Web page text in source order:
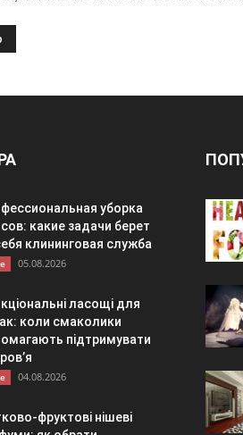
уборка
какие задачи берет
клининговая служба
05.08.2026
ласощі для
коли смаколики
підтримувати
04.08.2026
фруктові нішеві